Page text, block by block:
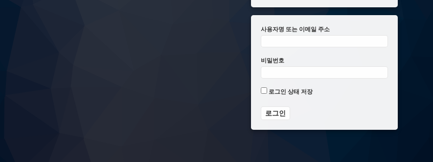
사용자명 또는 이메일 주소
비밀번호
로그인 상태 저장